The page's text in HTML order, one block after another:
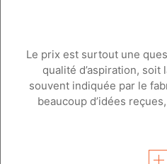
Le prix est surtout une
qualité d’aspiration, soit
souvent indiquée par le
beaucoup d’idées